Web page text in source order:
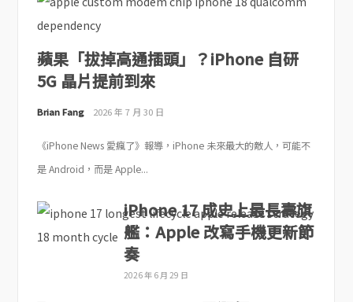
蘋果「拔掉高通插頭」？iPhone 自研
5G 晶片提前到來
Brian Fang 2026 年 7 月 30 日
《iPhone News 愛瘋了》報導，iPhone 未來最大的敵人，可能不
是 Android，而是 Apple...
iPhone 17 成史上最長壽旗
艦：Apple 改寫手機更新節
奏
2026 年 6 月 29 日